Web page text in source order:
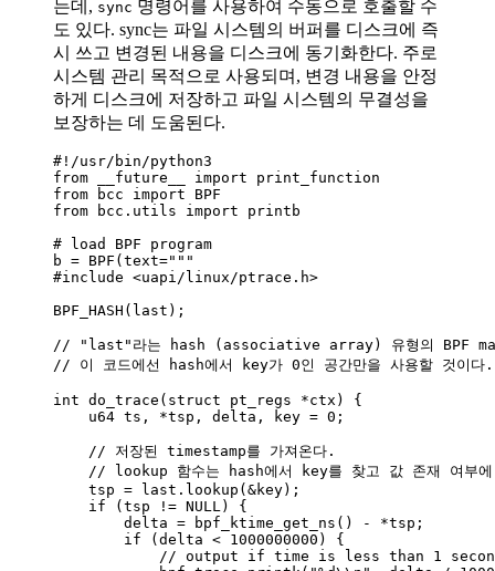
는데, sync 명령어를 사용하여 수동으로 호출할 수
도 있다. sync는 파일 시스템의 버퍼를 디스크에 즉
시 쓰고 변경된 내용을 디스크에 동기화한다. 주로
시스템 관리 목적으로 사용되며, 변경 내용을 안정
하게 디스크에 저장하고 파일 시스템의 무결성을
보장하는 데 도움된다.
#!/usr/bin/python3
from __future__ import print_function
from bcc import
BPF
from bcc.utils import printb
# load BPF program
b = BPF ( text="""
#include <uapi/linux/ptrace.h>
BPF_HASH(last);
// "last"라는 hash (associative array) 유형의 BPF map
// 이 코드에선 hash에서 key가 0인 공간만을 사용할 것이다.
int do_trace(struct pt_regs *ctx) {
u64 ts, *tsp, delta, key = 0;
// 저장된 timestamp를 가져온다.
// lookup 함수는 hash에서 key를 찾고 값 존재 여부에
tsp = last.lookup(&key);
if (tsp != NULL) {
delta = bpf_ktime_get_ns() - *tsp;
if (delta < 1000000000) {
// output if time is less than 1